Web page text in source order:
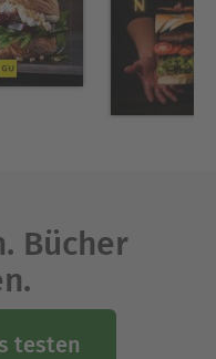
Master
Out's secret spread
Bücher
testen